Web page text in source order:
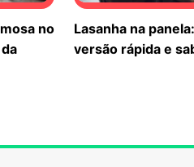
no
Lasanha na
versão rápida e